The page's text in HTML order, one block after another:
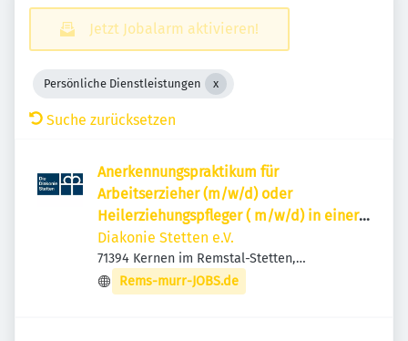
Jetzt Jobalarm aktivieren!
Persönliche Dienstleistungen
Suche zurücksetzen
Anerkennungspraktikum für
Arbeitserzieher (m/w/d) oder
Heilerziehungspfleger ( m/w/d) in einer
Arbeitsgruppe der Remstal-Werkstätten
Diakonie Stetten e.V.
71394 Kernen im Remstal-Stetten,
Deutschland
Rems-murr-JOBS.de